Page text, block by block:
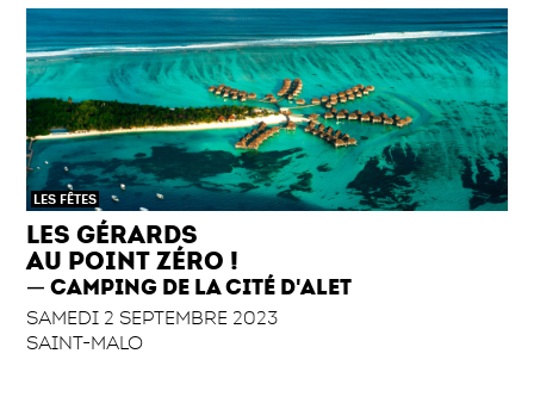
LES FÊTES
LES GÉRARDS
AU POINT ZÉRO !
CAMPING DE LA CITÉ D'ALET
SAMEDI 2 SEPTEMBRE 2023
SAINT-MALO